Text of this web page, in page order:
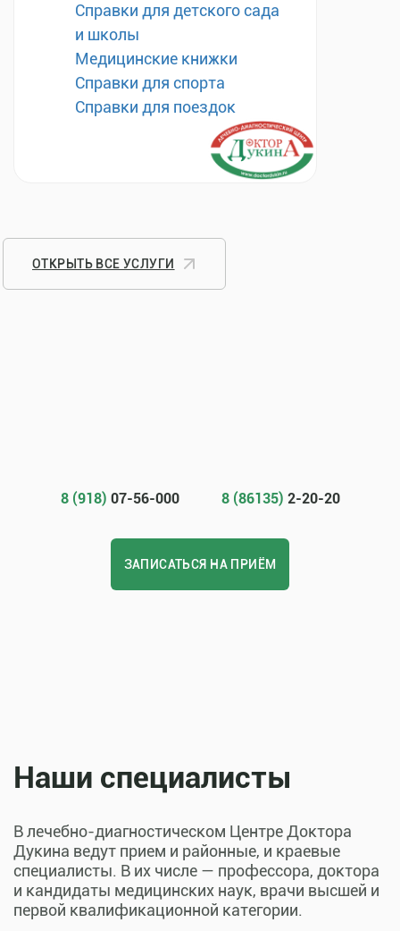
Справки для детского сада
и школы
Медицинские книжки
Справки для спорта
Справки для поездок
ОТКРЫТЬ ВСЕ УСЛУГИ
8 (918) 07-56-000 8 (86135) 2-20-20
ЗАПИСАТЬСЯ НА ПРИЁМ
Наши специалисты
В лечебно-диагностическом Центре Доктора
Дукина ведут прием и районные, и краевые
специалисты. В их числе — профессора, доктора
и кандидаты медицинских наук, врачи высшей и
первой квалификационной категории.